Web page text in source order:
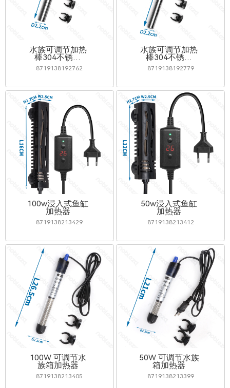
水族可调节加热
棒304不锈钢
50W
8719138192762
水族可调节加热
棒304不锈钢
100W
8719138192779
100w浸入式鱼缸
加热器
8719138213429
50w浸入式鱼缸
加热器
8719138213412
100W 可调节水
族箱加热器
8719138213405
50W 可调节水族
箱加热器
8719138213399